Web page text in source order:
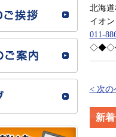
北海
イオ
011-
< 次の
新